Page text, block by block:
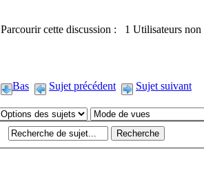
Parcourir cette discussion : 1 Utilisateurs non
Bas Sujet précédent Sujet suivant